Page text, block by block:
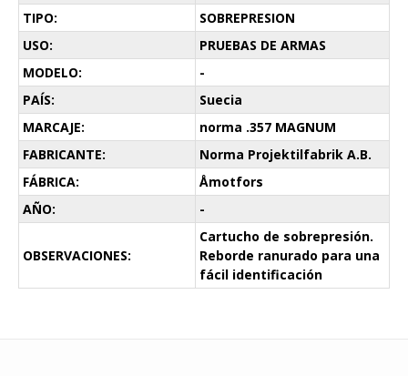
TIPO:
SOBREPRESION
USO:
PRUEBAS DE ARMAS
MODELO:
-
PAÍS:
Suecia
MARCAJE:
norma .357 MAGNUM
FABRICANTE:
Norma Projektilfabrik A.B.
FÁBRICA:
Åmotfors
AÑO:
-
OBSERVACIONES:
Cartucho de sobrepresión.
Reborde ranurado para una
fácil identificación